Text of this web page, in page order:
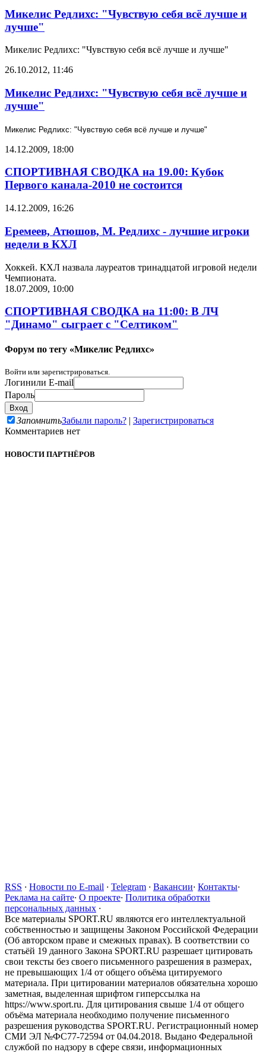
Микелис Редлихс: "Чувствую себя всё лучше и
лучше"
Микелис Редлихс: "Чувствую себя всё лучше и лучше"
26.10.2012, 11:46
Микелис Редлихс: "Чувствую себя всё лучше и
лучше"
Микелис Редлихс: "Чувствую себя всё лучше и лучше"
14.12.2009, 18:00
СПОРТИВНАЯ СВОДКА на 19.00: Кубок
Первого канала-2010 не состоится
14.12.2009, 16:26
Еремеев, Атюшов, М. Редлихс - лучшие игроки
недели в КХЛ
Хоккей. КХЛ назвала лауреатов тринадцатой игровой недели
Чемпионата.
18.07.2009, 10:00
СПОРТИВНАЯ СВОДКА на 11:00: В ЛЧ
"Динамо" сыграет с "Селтиком"
Форум по тегу «Микелис Редлихс»
Войти или зарегистрироваться.
Логинили E-mail
Пароль
ЗапомнитьЗабыли пароль? | Зарегистрироваться
Комментариев нет
НОВОСТИ ПАРТНЁРОВ
RSS · Новости по E-mail · Telegram · Вакансии· Контакты·
Реклама на сайте· О проекте· Политика обработки
персональных данных ·
Все материалы SPORT.RU являются его интеллектуальной
собственностью и защищены Законом Российской Федерации
(Об авторском праве и смежных правах). В соответствии со
статьёй 19 данного Закона SPORT.RU разрешает цитировать
свои тексты без своего письменного разрешения в размерах,
не превышающих 1/4 от общего объёма цитируемого
материала. При цитировании материалов обязательна хорошо
заметная, выделенная шрифтом гиперссылка на
https://www.sport.ru. Для цитирования свыше 1/4 от общего
объёма материала необходимо получение письменного
разрешения руководства SPORT.RU. Регистрационный номер
СМИ ЭЛ №ФС77-72594 от 04.04.2018. Выдано Федеральной
службой по надзору в сфере связи, информационных